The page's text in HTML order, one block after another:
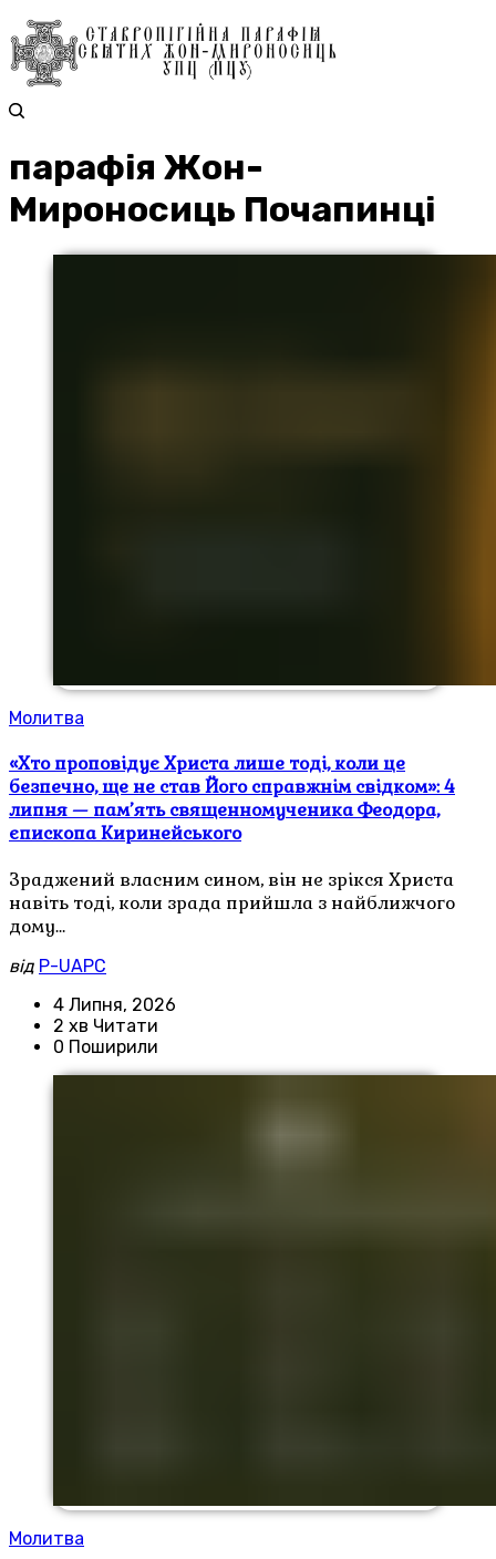
парафія Жон-
Мироносиць Почапинці
Молитва
«Хто проповідує Христа лише тоді, коли це
безпечно, ще не став Його справжнім свідком»: 4
липня — пам’ять священномученика Феодора,
єпископа Киринейського
Зраджений власним сином, він не зрікся Христа
навіть тоді, коли зрада прийшла з найближчого
дому…
від P-UAPC
4 Липня, 2026
2 хв Читати
0 Поширили
Молитва